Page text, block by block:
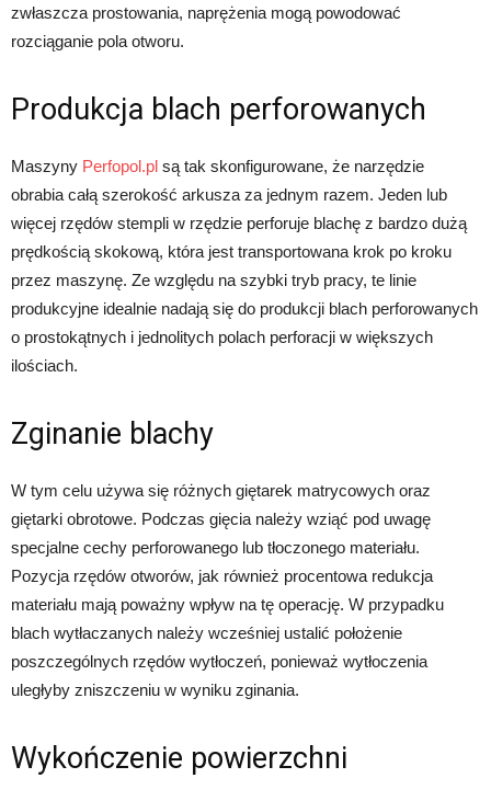
zwłaszcza prostowania, naprężenia mogą powodować
rozciąganie pola otworu.
Produkcja blach perforowanych
Maszyny Perfopol.pl są tak skonfigurowane, że narzędzie
obrabia całą szerokość arkusza za jednym razem. Jeden lub
więcej rzędów stempli w rzędzie perforuje blachę z bardzo dużą
prędkością skokową, która jest transportowana krok po kroku
przez maszynę. Ze względu na szybki tryb pracy, te linie
produkcyjne idealnie nadają się do produkcji blach perforowanych
o prostokątnych i jednolitych polach perforacji w większych
ilościach.
Zginanie blachy
W tym celu używa się różnych giętarek matrycowych oraz
giętarki obrotowe. Podczas gięcia należy wziąć pod uwagę
specjalne cechy perforowanego lub tłoczonego materiału.
Pozycja rzędów otworów, jak również procentowa redukcja
materiału mają poważny wpływ na tę operację. W przypadku
blach wytłaczanych należy wcześniej ustalić położenie
poszczególnych rzędów wytłoczeń, ponieważ wytłoczenia
uległyby zniszczeniu w wyniku zginania.
Wykończenie powierzchni